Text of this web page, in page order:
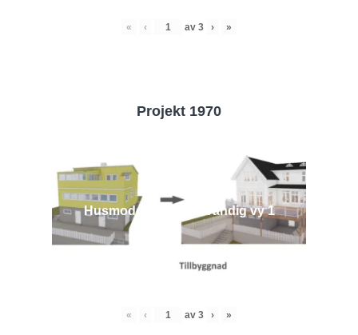
« ‹ av 3 › »
Projekt 1970
Husmodell 1970 - Utvändig vy 1
« ‹ av 3 › »